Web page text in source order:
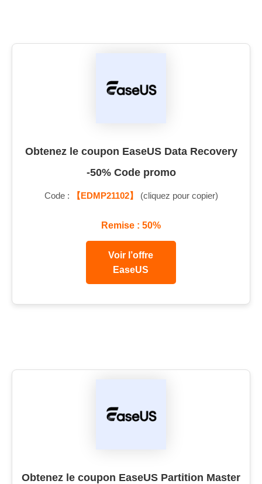
Obtenez le coupon EaseUS Data Recovery
-50% Code promo
Code : 【EDMP21102】 (cliquez pour copier)
Remise : 50%
Voir l’offre
EaseUS
Obtenez le coupon EaseUS Partition Master